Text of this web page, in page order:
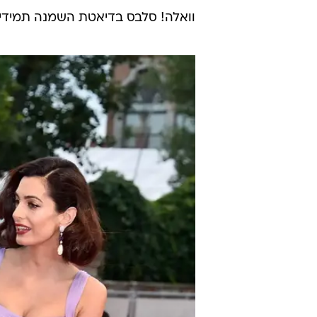
וואלה! סלבס בדיאטת השמנה